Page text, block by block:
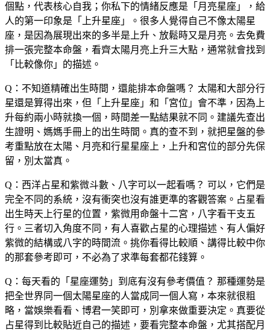
個點，代表核心自我；你私下的情緒反應是「月亮星座」，給
人的第一印象是「上升星座」。很多人覺得自己不像太陽星
座，是因為展現出來的多半是上升、放鬆時又是月亮。去免費
排一張完整本命盤，看齊太陽月亮上升三大點，通常就會找到
「比較像你」的描述。
Q：不知道精確出生時間，還能排本命盤嗎？ 太陽和大部分行
星還是算得出來，但「上升星座」和「宮位」會不準，因為上
升每約兩小時就換一個，時間差一點結果就不同。建議先查出
生證明、媽媽手冊上的出生時間。真的查不到，就把星盤的參
考重點放在太陽、月亮和行星星座上，上升和宮位的部分先保
留，別太當真。
Q：西洋占星和紫微斗數、八字可以一起看嗎？ 可以，它們是
完全不同的系統，沒有衝突也沒有誰更準的客觀答案。占星看
出生時天上行星的位置，紫微用命盤十二宮，八字看干支五
行。三者切入角度不同，有人喜歡占星的心理描述、有人偏好
紫微的結構或八字的時間流。挑你看得比較順、講得比較中你
的那套參考即可，不必為了求準每套都花錢算。
Q：每天看的「星座運勢」到底有沒有參考價值？ 那種運勢是
把全世界同一個太陽星座的人當成同一個人寫，本來就很粗
略，當娛樂看看、博君一笑即可，別拿來做重要決定。真要從
占星得到比較貼近自己的描述，要看完整本命盤，尤其搭配月